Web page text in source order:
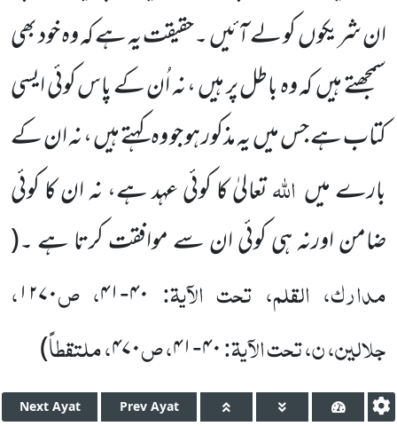
ان شریکوںکو لے آئیں۔حقیقت یہ ہے کہ وہ خود بھی
سمجھتے ہیںکہ وہ باطل پر ہیں ، نہ اُن کے پاس کوئی ایسی
کتاب ہے جس میںیہ مذکور ہو جو وہ کہتے ہیں ، نہ ان کے
بارے میں اللّٰہتعالیٰ کا کوئی عہد ہے، نہ ان کا کوئی
ضامن اورنہ ہی کوئی ان سے موافقت کرتا ہے ۔(
مدارک، القلم، تحت الآیۃ: ۴۰-۴۱، ص۱۲۷۰،
جلالین، ن، تحت الآیۃ:۴۰-۴۱، ص۴۷۰، ملتقطاً)
Next Ayat Prev Ayat